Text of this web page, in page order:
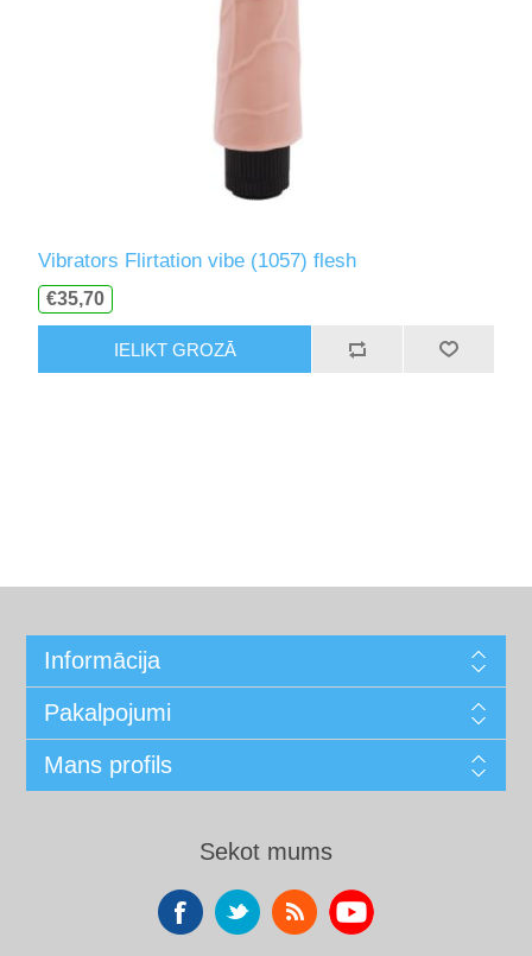
Vibrators Flirtation vibe (1057) flesh
€35,70
IELIKT GROZĀ
Informācija
Pakalpojumi
Mans profils
Sekot mums